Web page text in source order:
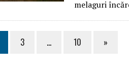
melaguri
3 … 10 »